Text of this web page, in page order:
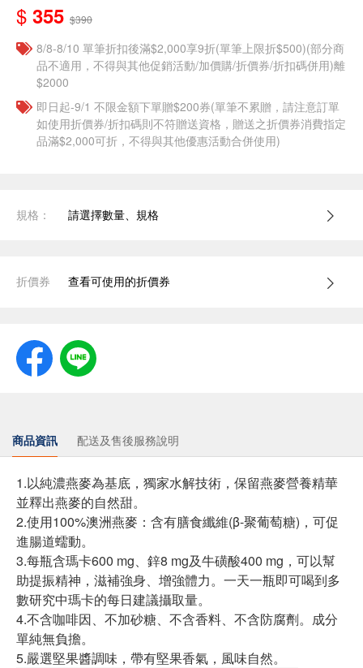
$ 355 $390
8/8-8/10 單筆折扣後滿$2,000享9折(單筆上限折$500)(部分商
品不適用，不得與其他促銷活動/加價購/折價券/折扣碼併用)離
$2000
即日起-9/1 不限金額下單贈$200券(單筆不累贈，請注意訂單
如使用折價券/折扣碼則不符贈送資格，贈送之折價券消費指定
品滿$2,000可折，不得與其他優惠活動合併使用)
規格： 請選擇數量、規格
折價券 查看可使用的折價券
商品資訊 配送及售後服務說明
1.以純濃燕麥為基底，獨家水解技術，保留燕麥營養精華
並釋出燕麥的自然甜。
2.使用100%澳洲燕麥：含有膳食纖維(β-聚葡萄糖)，可促
進腸道蠕動。
3.每瓶含瑪卡600 mg、鋅8 mg及牛磺酸400 mg，可以幫
助提振精神，滋補強身、增強體力。一天一瓶即可喝到多
數研究中瑪卡的每日建議攝取量。
4.不含咖啡因、不加砂糖、不含香料、不含防腐劑。成分
單純無負擔。
5.嚴選堅果醬調味，帶有堅果香氣，風味自然。